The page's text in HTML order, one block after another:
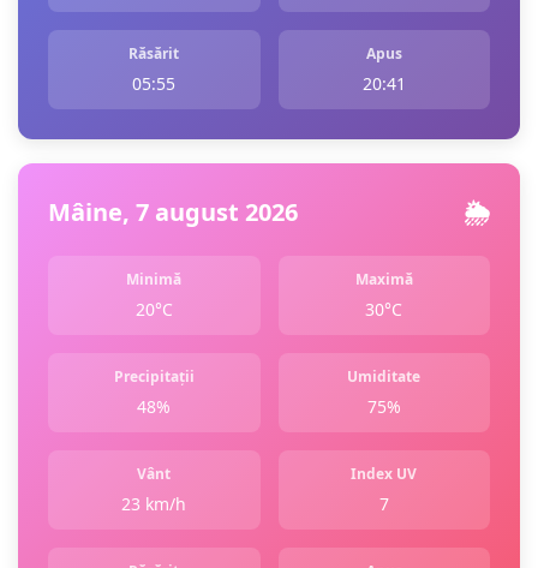
Răsărit
05:55
Apus
20:41
Mâine, 7 august 2026 🌦️
Minimă
20°C
Maximă
30°C
Precipitații
48%
Umiditate
75%
Vânt
23 km/h
Index UV
7